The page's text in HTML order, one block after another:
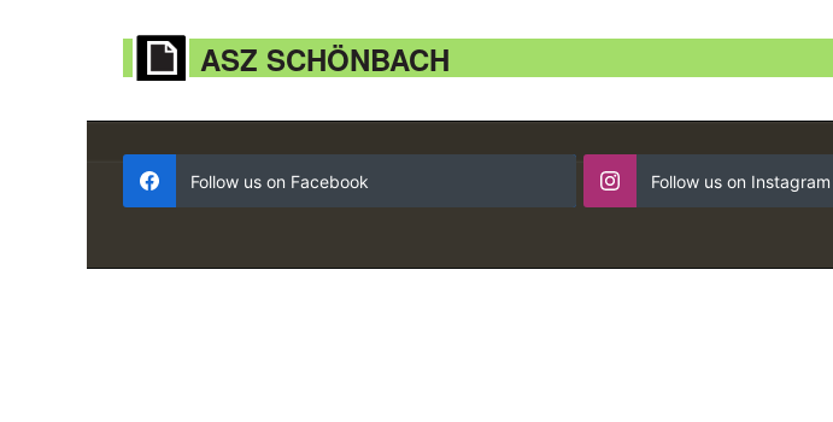
ASZ SCHÖNBACH
Follow us on Facebook Follow us on Instagram